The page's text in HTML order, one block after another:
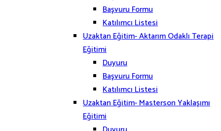
Başvuru Formu
Katılımcı Listesi
Uzaktan Eğitim- Aktarım Odaklı Terapi
Eğitimi
Duyuru
Başvuru Formu
Katılımcı Listesi
Uzaktan Eğitim- Masterson Yaklaşımı
Eğitimi